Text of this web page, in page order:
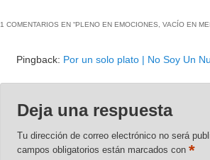
1 COMENTARIOS EN “PLENO EN EMOCIONES, VACÍO EN
Pingback: Por un solo plato | No Soy Un
Deja una respuesta
Tu dirección de correo electrónico no será
campos obligatorios están marcados con*